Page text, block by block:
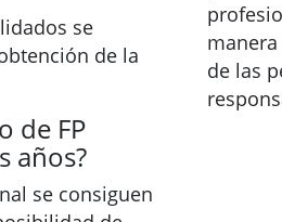
se
de la
de FP
años?
se consiguen
de las